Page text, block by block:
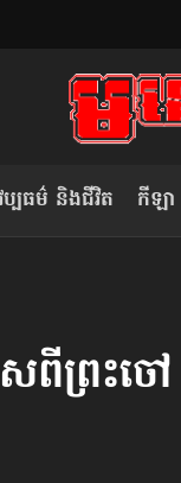
ប្បធម៌ និងជីវិត កីឡា
សពីព្រះចៅ
ម ក្នុង​ការប្តូរ​មេដឹកនាំ